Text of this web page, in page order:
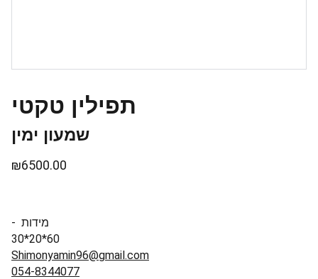
תפילין טקטי
שמעון ימין
₪6500.00
- מידות
30*20*60
Shimonyamin96@gmail.com
054-8344077